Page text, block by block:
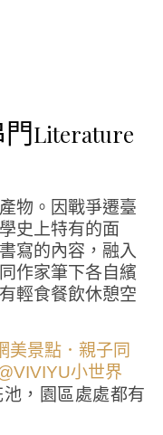
Literature
物。因戰爭遷臺
史上特有的面
寫的內容，融入
作家筆下各自繽
輕食餐飲休憩空
，園區處處都有